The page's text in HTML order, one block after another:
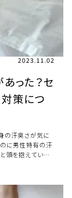
2023.11.02
った？セ
策につ
の汗臭さが気に
のに男性特有の汗
頭を抱えている